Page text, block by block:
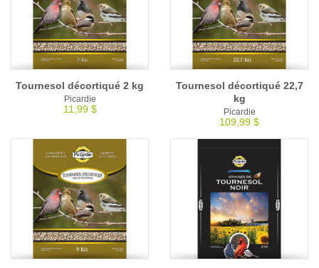
Tournesol décortiqué 2 kg
Picardie
11,99 $
Tournesol décortiqué 22,7
kg
Picardie
109,99 $